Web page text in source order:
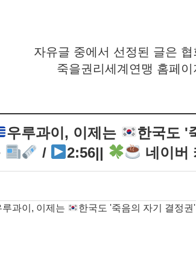
자유글 중에서 선정된 글은
죽을권리세계연맹 홈페
우루과이, 이제는
한국도 '
/ 2:56|| 네이버
루과이, 이제는 한국도 '죽음의 자기 결정